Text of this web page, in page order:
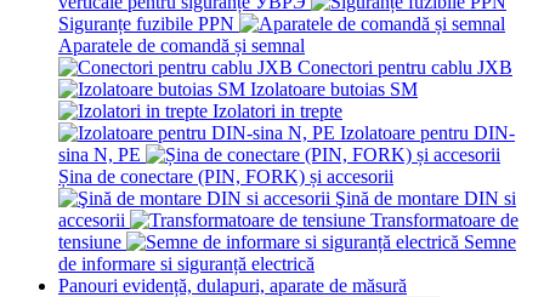
Siguranțe fuzibile PPN
Aparatele de comandă și semnal
Conectori pentru cablu JXB
Izolatoare butoias SM
Izolatori in trepte
Izolatoare pentru DIN-
sina N, PE
Șina de conectare (PIN, FORK) și accesorii
Şină de montare DIN si
accesorii
Transformatoare de
tensiune
Semne
de informare si siguranță electrică
Panouri evidență, dulapuri, aparate de măsură